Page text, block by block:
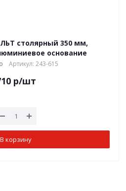
столярный 350 мм,
основание
Артикул: 243-615
р/шт
В корзину